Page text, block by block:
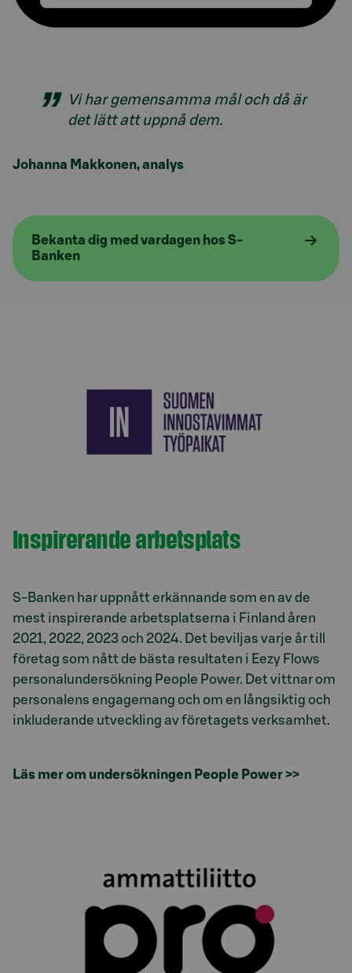
Vi har gemensamma mål och då är
det lätt att uppnå dem.
Johanna Makkonen, analys
Bekanta dig med vardagen hos S-
Banken
Inspirerande arbetsplats
S-Banken har uppnått erkännande som en av de
mest inspirerande arbetsplatserna i Finland åren
2021, 2022, 2023 och 2024. Det beviljas varje år till
företag som nått de bästa resultaten i Eezy Flows
personalundersökning People Power. Det vittnar om
personalens engagemang och om en långsiktig och
inkluderande utveckling av företagets verksamhet.
Läs mer om undersökningen People Power >>